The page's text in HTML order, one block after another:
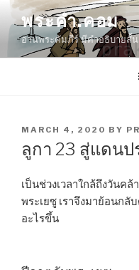
Skip
content
พระคำ.คอม
อ่านพระคัมภีร์ มีคำอธิบายสั้น
POSTED
MARCH 4, 2020 BY
ลูกา 23 สู่แดนป
เป็นช่วงเวลาใกล้ถึงวันค
พระเยซู เราจึงมาย้อนกลั
อะไรขึ้น